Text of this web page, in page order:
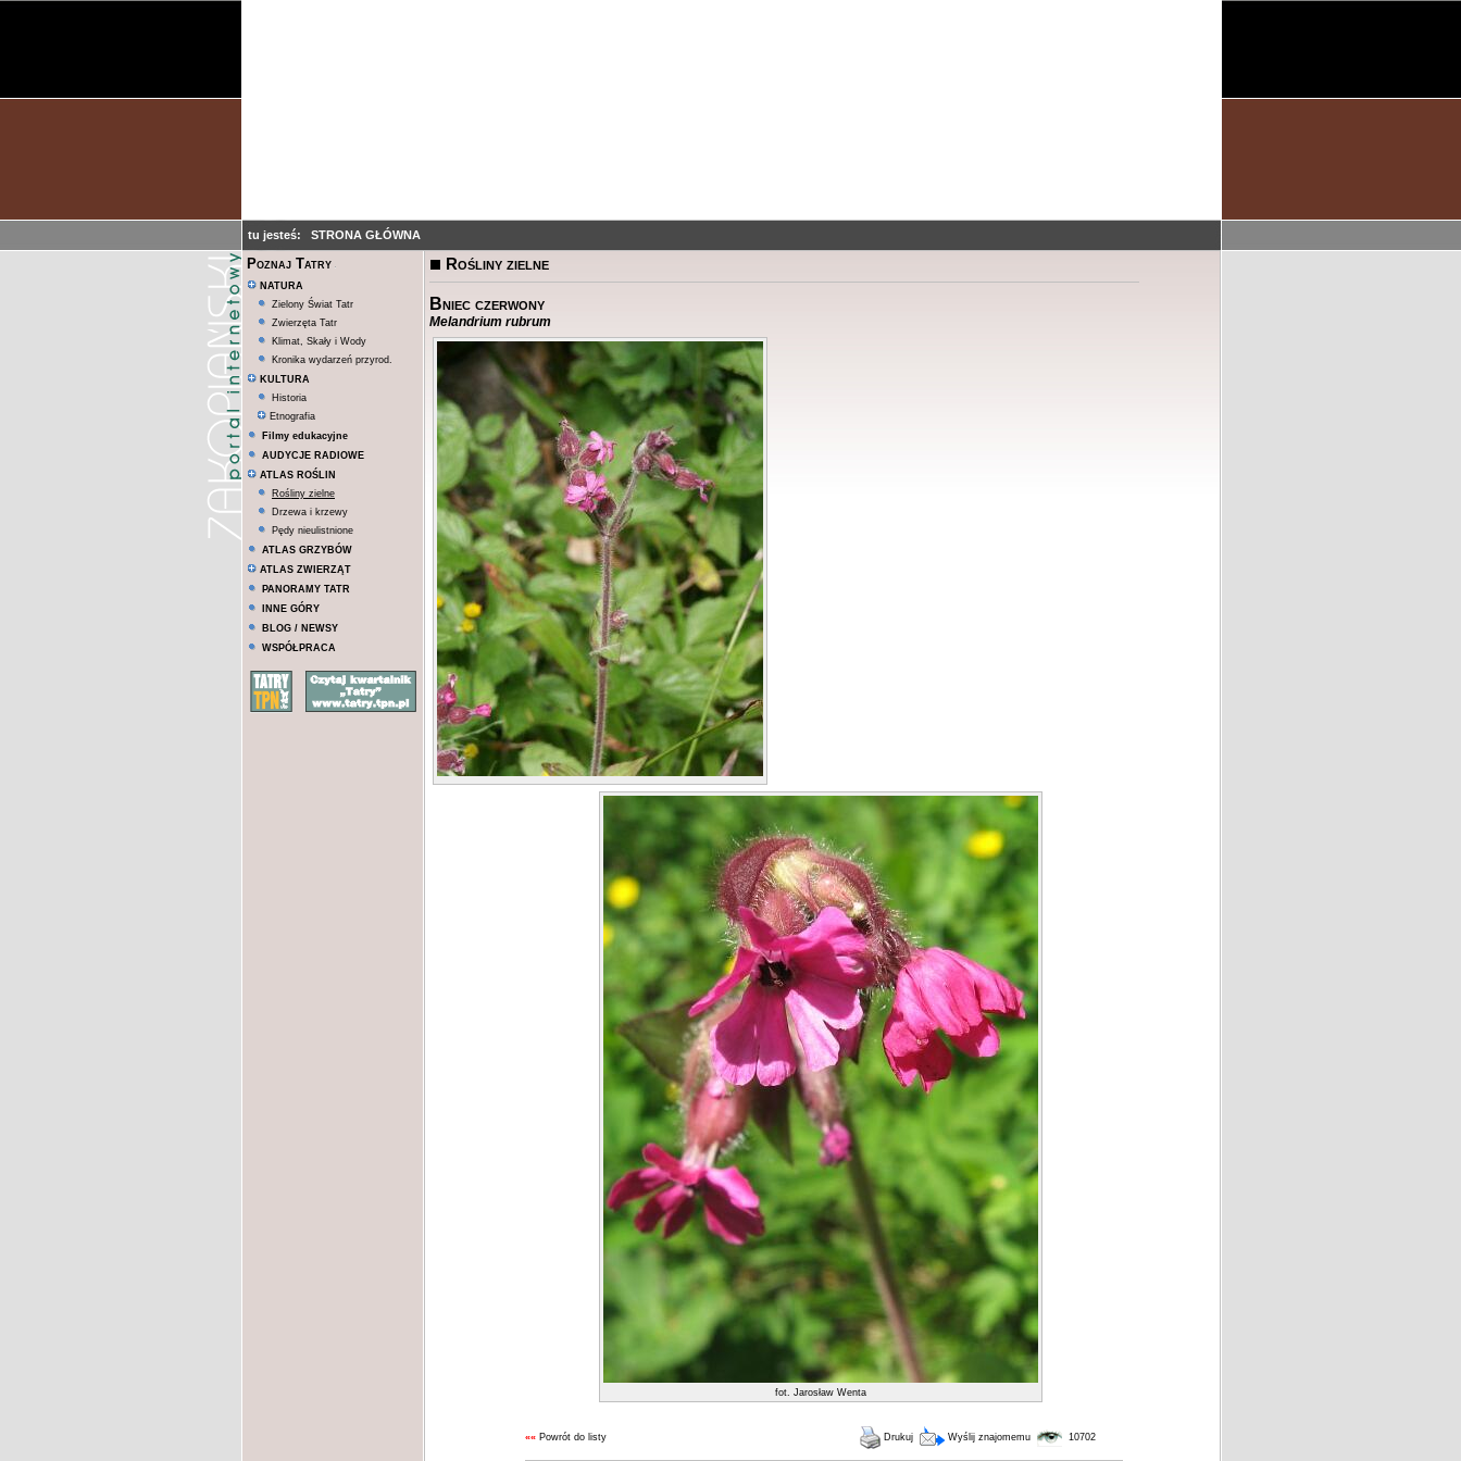
tu jesteś: STRONA GŁÓWNA
Poznaj Tatry
NATURA
Zielony Świat Tatr
Zwierzęta Tatr
Klimat, Skały i Wody
Kronika wydarzeń przyrod.
KULTURA
Historia
Etnografia
Filmy edukacyjne
AUDYCJE RADIOWE
ATLAS ROŚLIN
Rośliny zielne
Drzewa i krzewy
Pędy nieulistnione
ATLAS GRZYBÓW
ATLAS ZWIERZĄT
PANORAMY TATR
INNE GÓRY
BLOG / NEWSY
WSPÓŁPRACA
Rośliny zielne
Bniec czerwony
Melandrium rubrum
fot. Jarosław Wenta
«« Powrót do listy Drukuj Wyślij znajomemu 10702